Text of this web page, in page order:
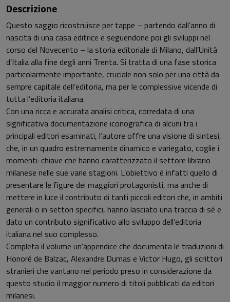
Descrizione
Questo saggio ricostruisce per tappe – partendo dall’anno di
nascita di una casa editrice e seguendone poi gli sviluppi nel
corso del Novecento – la storia editoriale di Milano, dall’Unità
d’Italia alla fine degli anni Trenta. Si tratta di una fase storica
particolarmente importante, cruciale non solo per una città da
sempre capitale dell’editoria, ma per le complessive vicende di
tutta l’editoria italiana.
Con una ricca e accurata analisi critica, corredata di una
significativa documentazione iconografica di alcuni tra i
principali editori esaminati, l’autore offre una visione di sintesi,
che, in un quadro estremamente dinamico e variegato, coglie i
momenti-chiave che hanno caratterizzato il settore librario
milanese nelle sue varie stagioni. L’obiettivo è infatti quello di
presentare le figure dei maggiori protagonisti, ma anche di
mettere in luce il contributo di tanti piccoli editori che, in ambiti
generali o in settori specifici, hanno lasciato una traccia di sé e
dato un contributo significativo allo sviluppo dell’editoria
italiana nel suo complesso.
Completa il volume un'appendice che documenta le traduzioni di
Honoré de Balzac, Alexandre Dumas e Victor Hugo, gli scrittori
stranieri che vantano nel periodo preso in considerazione da
questo studio il maggior numero di titoli pubblicati da editori
milanesi.